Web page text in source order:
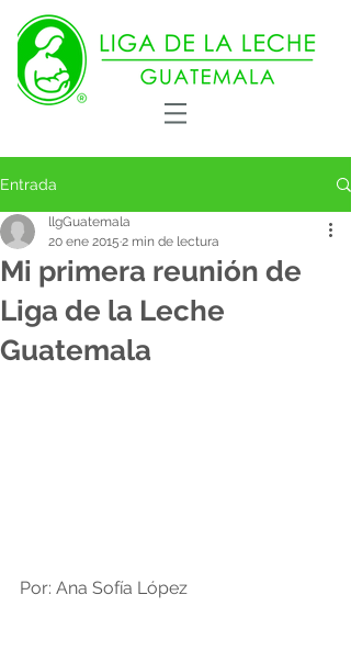
Entrada
Mi primera reunión de
Liga de la Leche
Guatemala
llgGuatemala
20 ene 2015 2 min de lectura
Por: Ana Sofía López